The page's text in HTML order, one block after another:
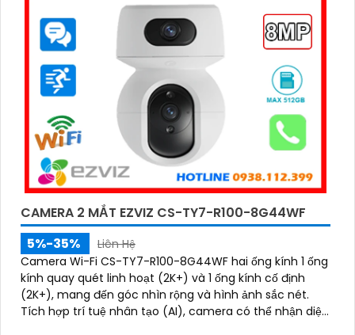
CAMERA 2 MẮT EZVIZ CS-TY7-R100-8G44WF
5%-35%
Liên Hệ
Camera Wi-Fi CS-TY7-R100-8G44WF hai ống kính 1 ống
kính quay quét linh hoạt (2K+) và 1 ống kính cố định
(2K+), mang đến góc nhìn rộng và hình ảnh sắc nét.
Tích hợp trí tuệ nhân tạo (AI), camera có thể nhận diện